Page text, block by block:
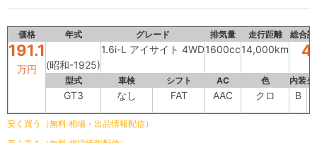
価格 年式 グレード 排気量 走行距離 総合評
191.1
万円 (昭和-1925)
1.6i-L アイサイト 4WD1600cc14,000km 4
型式 車検 シフト AC 色 内装
GT3 なし FAT AAC クロ B
安く買う（無料 相場・出品情報配信）